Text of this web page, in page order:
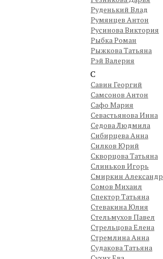
Руденький Влад
Румянцев Антон
Русинова Виктория
Рыбка Роман
Рыжкова Татьяна
Рэй Валерия
С
Савин Георгий
Самсонов Антон
Сафо Мария
Севастьянова Инна
Седова Людмила
Сибирцева Анна
Силков Юрий
Скворцова Татьяна
Слиньков Игорь
Смиркин Александр
Сомов Михаил
Спектор Татьяна
Стевакина Юлия
Стельмухов Павел
Стрельцова Елена
Стремлина Анна
Судакова Татьяна